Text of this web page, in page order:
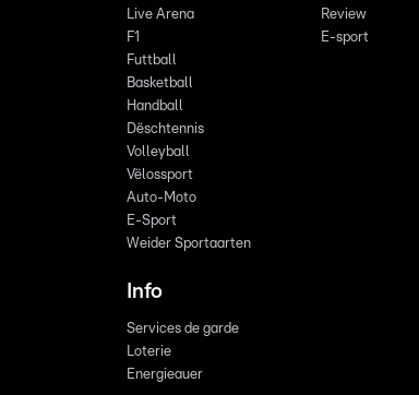
Live Arena
F1
Futtball
Basketball
Handball
Dëschtennis
Volleyball
Vëlossport
Auto-Moto
E-Sport
Weider Sportaarten
Review
E-sport
Info
Services de garde
Loterie
Energieauer